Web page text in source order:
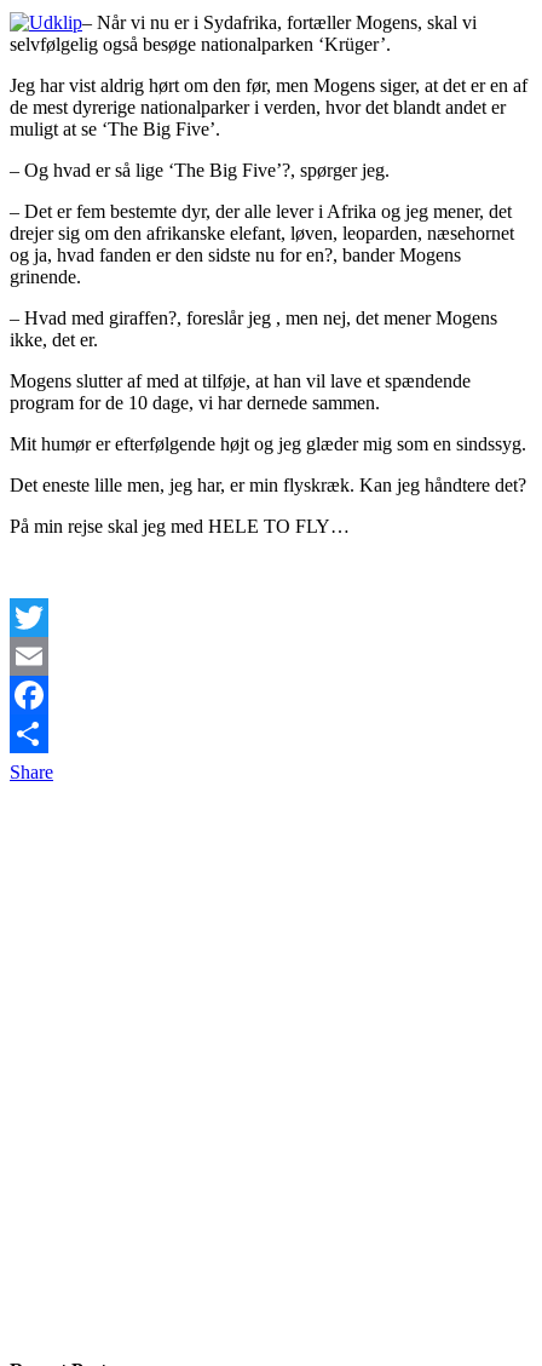
– Når vi nu er i Sydafrika, fortæller Mogens, skal vi
selvfølgelig også besøge nationalparken ‘Krüger’.
Jeg har vist aldrig hørt om den før, men Mogens siger, at det er en af
de mest dyrerige nationalparker i verden, hvor det blandt andet er
muligt at se ‘The Big Five’.
– Og hvad er så lige ‘The Big Five’?, spørger jeg.
– Det er fem bestemte dyr, der alle lever i Afrika og jeg mener, det
drejer sig om den afrikanske elefant, løven, leoparden, næsehornet
og ja, hvad fanden er den sidste nu for en?, bander Mogens
grinende.
– Hvad med giraffen?, foreslår jeg , men nej, det mener Mogens
ikke, det er.
Mogens slutter af med at tilføje, at han vil lave et spændende
program for de 10 dage, vi har dernede sammen.
Mit humør er efterfølgende højt og jeg glæder mig som en sindssyg.
Det eneste lille men, jeg har, er min flyskræk. Kan jeg håndtere det?
På min rejse skal jeg med HELE TO FLY…
Twitter
Email
Facebook
Share